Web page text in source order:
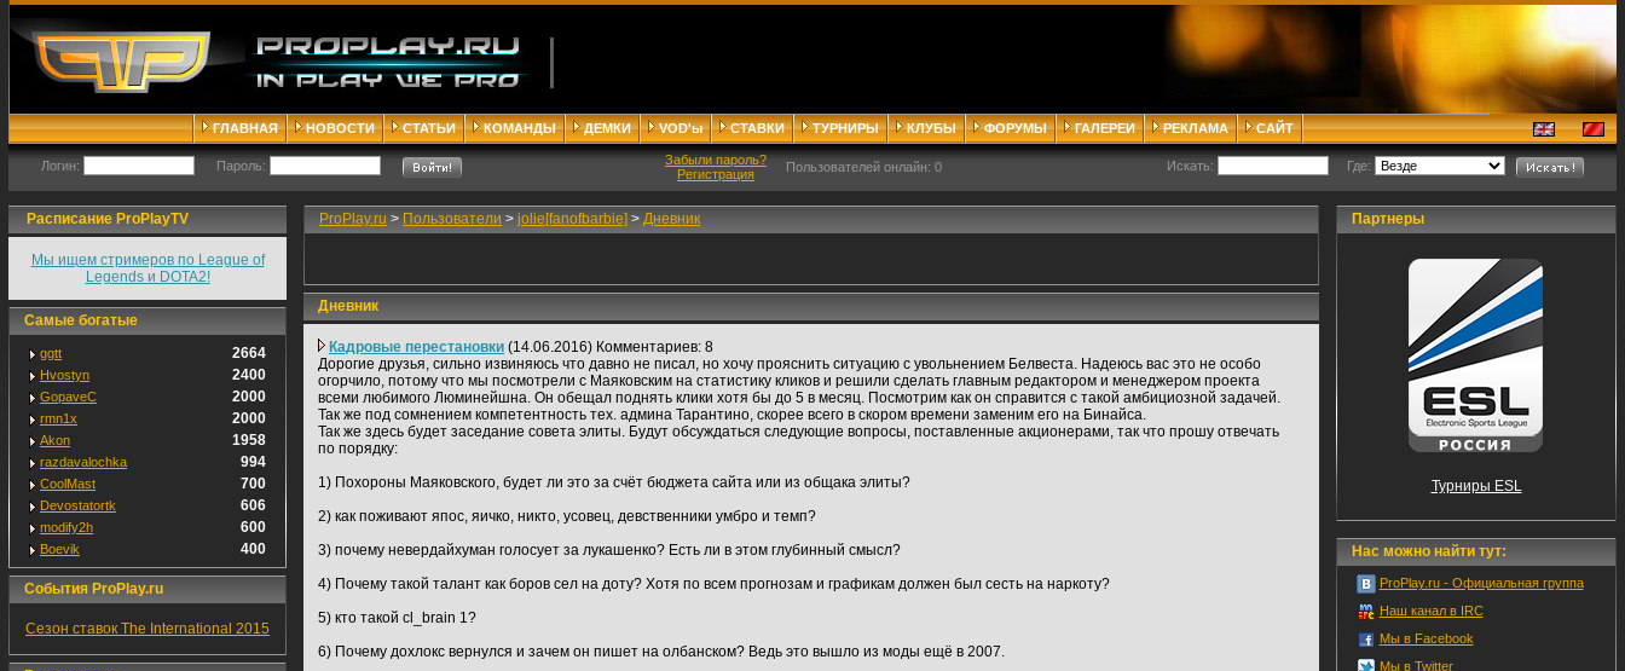
ГЛАВНАЯ НОВОСТИ СТАТЬИ КОМАНДЫ ДЕМКИ VOD'ы СТАВКИ ТУРНИРЫ КЛУБЫ ФОРУМЫ ГАЛЕРЕИ РЕКЛАМА САЙТ
Логин: Пароль:
Забыли пароль?
Регистрация
Пользователей онлайн: 0 Искать: Где:
Расписание ProPlayTV
Мы ищем стримеров по League of
Legends и DOTA2!
Самые богатые
ggtt 2664
Hvostyn 2400
GopaveC 2000
rmn1x 2000
Akon 1958
razdavalochka 994
CoolMast 700
Devostatortk 606
modify2h 600
Boevik 400
События ProPlay.ru
Сезон ставок The International 2015
ProPlay.ru > Пользователи > jolie[fanofbarbie] > Дневник
Дневник
Кадровые перестановки (14.06.2016) Комментариев: 8
Дорогие друзья, сильно извиняюсь что давно не писал, но хочу прояснить ситуацию с увольнением Белвеста. Надеюсь вас это не особо
огорчило, потому что мы посмотрели с Маяковским на статистику кликов и решили сделать главным редактором и менеджером проекта
всеми любимого Люминейшна. Он обещал поднять клики хотя бы до 5 в месяц. Посмотрим как он справится с такой амбициозной задачей.
Так же под сомнением компетентность тех. админа Тарантино, скорее всего в скором времени заменим его на Бинайса.
Так же здесь будет заседание совета элиты. Будут обсуждаться следующие вопросы, поставленные акционерами, так что прошу отвечать
по порядку:
1) Похороны Маяковского, будет ли это за счёт бюджета сайта или из общака элиты?
2) как поживают япос, яичко, никто, усовец, девственники умбро и темп?
3) почему невердайхуман голосует за лукашенко? Есть ли в этом глубинный смысл?
4) Почему такой талант как боров сел на доту? Хотя по всем прогнозам и графикам должен был сесть на наркоту?
5) кто такой cl_brain 1?
6) Почему дохлокс вернулся и зачем он пишет на олбанском? Ведь это вышло из моды ещё в 2007.
Партнеры
Турниры ESL
Нас можно найти тут:
ProPlay.ru - Официальная группа
Наш канал в IRC
Мы в Facebook
Мы в Twitter